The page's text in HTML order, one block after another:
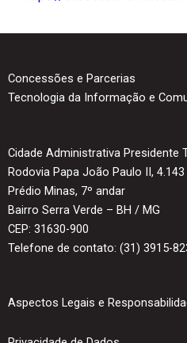
Concessões e Parcerias
Tecnologia da Informação e
Cidade Administrativa Presidente
Rodovia Papa João Paulo II, 4.143
Prédio Minas, 7º andar
Bairro Serra Verde – BH / MG
CEP: 31630-900
Telefone de contato: (31) 3915-
Aspectos Legais e